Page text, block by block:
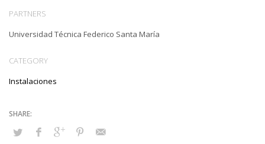
PARTNERS
Universidad Técnica Federico Santa María
CATEGORY
Instalaciones